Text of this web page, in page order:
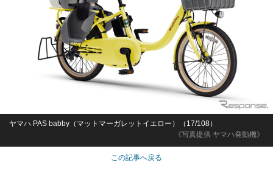
《写真提供 ヤマハ発動機》
ヤマハ PAS babby（マットマーガレットイエロー）（17/108）
この記事へ戻る